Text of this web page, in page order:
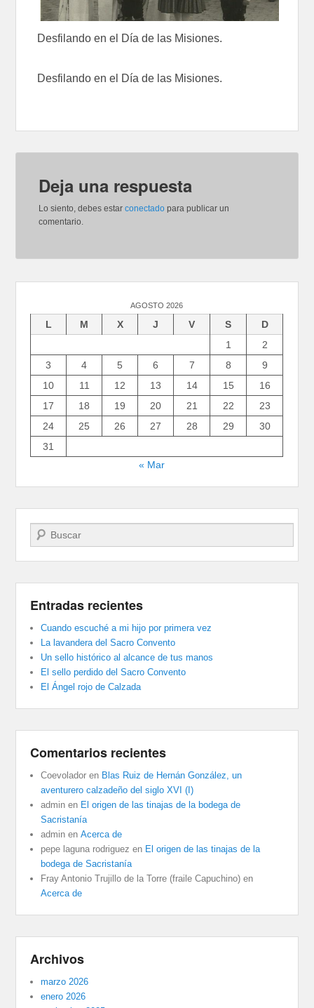
Desfilando en el Día de las Misiones.
Desfilando en el Día de las Misiones.
Deja una respuesta
Lo siento, debes estarconectado para publicar un
comentario.
AGOSTO 2026
L M X J V S
D
1
2
3
4 5 6 7 8
9
10
11 12 13 14 15
16
17
18 19 20 21 22
23
24
25 26 27 28 29
30
31
« Mar
Buscar
Entradas recientes
Cuando escuché a mi hijo por primera vez
La lavandera del Sacro Convento
Un sello histórico al alcance de tus manos
El sello perdido del Sacro Convento
El Ángel rojo de Calzada
Comentarios recientes
Coevolador en Blas Ruiz de Hernán González, un
aventurero calzadeño del siglo XVI (I)
admin en El origen de las tinajas de la bodega de
Sacristanía
admin enAcerca de
pepe laguna rodriguez en El origen de las tinajas de la
bodega de Sacristanía
Fray Antonio Trujillo de la Torre (fraile Capuchino) en
Acerca de
Archivos
marzo 2026
enero 2026